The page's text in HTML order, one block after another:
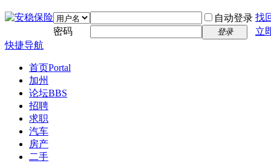
自动登录 找
密码
登录
立
快捷导航
首页Portal
加州
论坛BBS
招聘
求职
汽车
房产
二手